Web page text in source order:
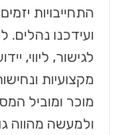
התחייבויות
ועידכנו
לגישור, ליווי,
מקצועיות
מוכר ומוביל
ולמעשה מהווה